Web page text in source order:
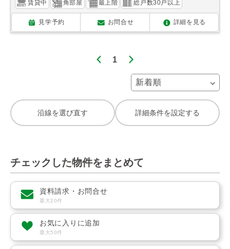
賃貸中 角部屋 最上階 総戸数30戸以上
見学予約 お問合せ 詳細を見る
1
沿線を選び直す 詳細条件を設定する
チェックした物件をまとめて
資料請求・お問合せ
最大20件
お気に入りに追加
最大50件